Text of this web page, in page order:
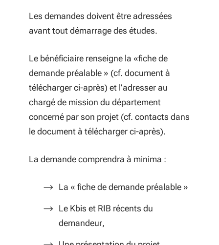
Les demandes doivent être adressées
avant tout démarrage des études.
Le bénéficiaire renseigne la «fiche de
demande préalable » (cf. document à
télécharger ci-après) et l’adresser au
chargé de mission du département
concerné par son projet (cf. contacts dans
le document à télécharger ci-après).
La demande comprendra à minima :
La « fiche de demande préalable »
Le Kbis et RIB récents du
demandeur,